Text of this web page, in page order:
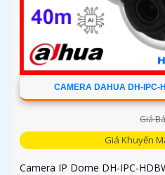
CAMERA DAHUA DH-IPC-
Giá
Giá Khuyến
Camera IP Dome DH-IPC-